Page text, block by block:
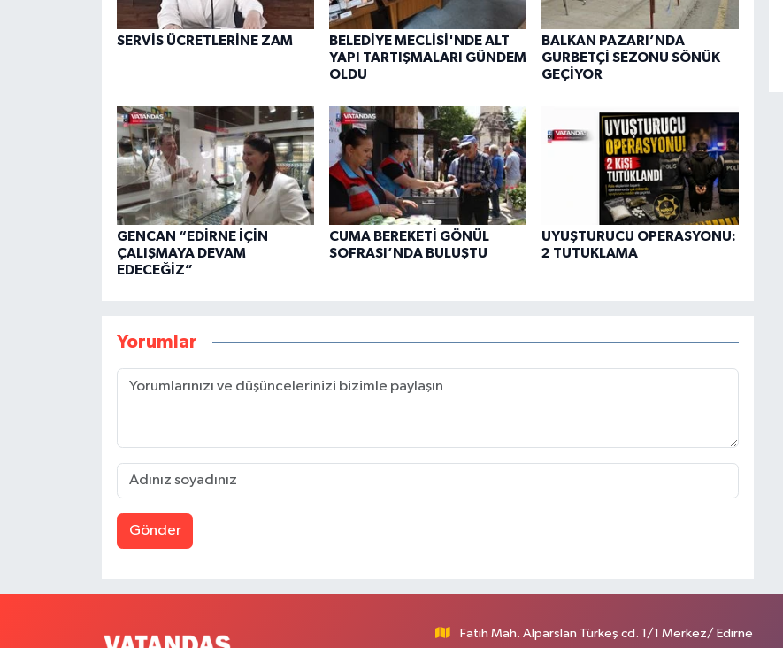
SERVİS ÜCRETLERİNE ZAM
BELEDİYE MECLİSİ'NDE ALT
YAPI TARTIŞMALARI GÜNDEM
OLDU
BALKAN PAZARI’NDA
GURBETÇİ SEZONU SÖNÜK
GEÇİYOR
GENCAN “EDİRNE İÇİN
ÇALIŞMAYA DEVAM
EDECEĞİZ”
CUMA BEREKETİ GÖNÜL
SOFRASI’NDA BULUŞTU
UYUŞTURUCU OPERASYONU:
2 TUTUKLAMA
Yorumlar
Gönder
Fatih Mah. Alparslan Türkeş cd. 1/1 Merkez/ Edirne